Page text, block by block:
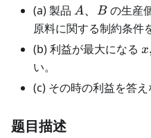
(a) 製品 A、
B
A、 Bの生産
原料に関する制約条件
(b) 利益が最大になる x,
x,
い。
(c) その時の利益を答え
题目描述